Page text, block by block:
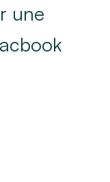
une